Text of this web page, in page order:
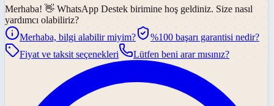
Merhaba! 👋 WhatsApp Destek birimine hoş geldiniz. Size nasıl
yardımcı olabiliriz?
Merhaba, bilgi alabilir miyim?
%100 başarı garantisi nedir?
Fiyat ve taksit seçenekleri
Lütfen beni arar mısınız?